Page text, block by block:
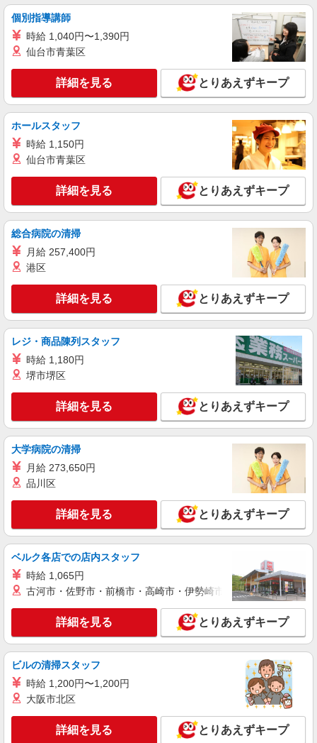
キープ 詳細を見る
株式会社kotrio /●NG-H-2029805
矢場町駅＊夜勤専従＊日収4.1万円〜！高時給
時給2300円〜2875円 ＜日払い有/週払い有/交
キープ 詳細を見る
派遣社員
株式会社kotrio /●NG-H-2029878
≪矢場町駅≫未経験・無資格から看護助手へ挑
時給1500円〜2125円 ＜日払い有/週払い有/交
通費全支給(ガソリン代含む)＞
名古屋市中区【矢場町駅】
キープ 詳細を見る
株式会社kotrio /●NG-H-2030033
≪矢場町駅／看護助手≫子育て世代活躍中！働
きやすい環境♪
時給1500円〜2125円 ＜日払い有/週払い有/交
通費全支給(ガソリン代含む)＞
キープ 詳細を見る
派遣社員
株式会社kotrio /●NG-H-2031104
＜矢場町駅＞週3〜＆日払いOK◎高収入な看
護スタッフ募集！
時給2300円〜2875円 ＜日払い有/週払い有/交
通費全支給(ガソリン代含む)＞
名古屋市中区【矢場町駅】
キープ 詳細を見る
業務委託
SOMPOヘルスサポート株式会社 全支援対応コース
保健師・管理栄養士 特定保健指導
個別指導講師
時給 1,040円〜1,390円
仙台市青葉区
詳細を見る とりあえずキープ
ホールスタッフ
時給 1,150円
仙台市青葉区
詳細を見る とりあえずキープ
総合病院の清掃
月給 257,400円
港区
詳細を見る とりあえずキープ
レジ・商品陳列スタッフ
時給 1,180円
堺市堺区
詳細を見る とりあえずキープ
大学病院の清掃
月給 273,650円
品川区
詳細を見る とりあえずキープ
ベルク各店での店内スタッフ
時給 1,065円
古河市・佐野市・前橋市・高崎市・伊勢崎市・太田市・館林市
詳細を見る とりあえずキープ
ビルの清掃スタッフ
時給 1,200円〜1,200円
大阪市北区
詳細を見る とりあえずキープ